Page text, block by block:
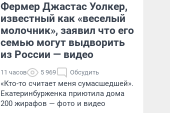
Фермер Джастас Уолкер,
известный как «веселый
молочник», заявил что его
семью могут выдворить
из России — видео
11 часов 5 969 Обсудить
«Кто-то считает меня сумасшедшей».
Екатеринбурженка приютила дома
200 жирафов — фото и видео